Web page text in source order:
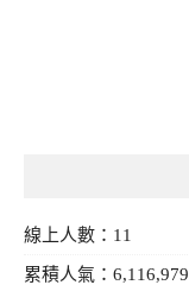
線上人數：11
累積人氣：6,116,979